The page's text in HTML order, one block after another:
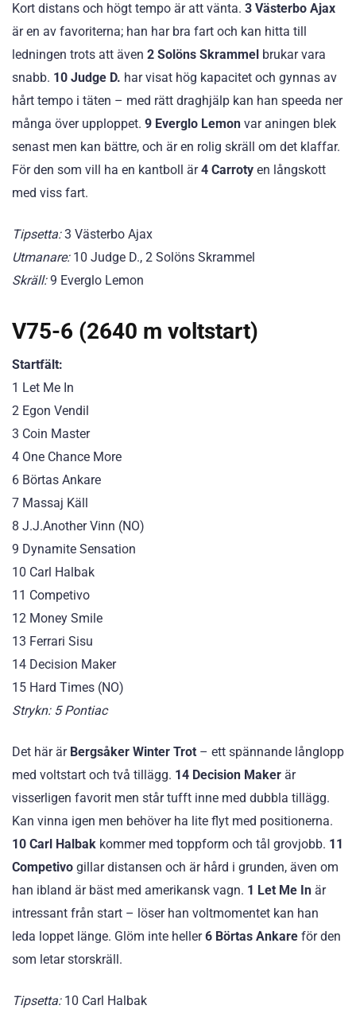
Kort distans och högt tempo är att vänta. 3 Västerbo Ajax
är en av favoriterna; han har bra fart och kan hitta till
ledningen trots att även 2 Solöns Skrammel brukar vara
snabb. 10 Judge D. har visat hög kapacitet och gynnas av
hårt tempo i täten – med rätt draghjälp kan han speeda ner
många över upploppet. 9 Everglo Lemon var aningen blek
senast men kan bättre, och är en rolig skräll om det klaffar.
För den som vill ha en kantboll är4 Carroty en långskott
med viss fart.
Tipsetta:3 Västerbo Ajax
Utmanare:10 Judge D., 2 Solöns Skrammel
Skräll:9 Everglo Lemon
V75-6 (2640 m voltstart)
Startfält:
1 Let Me In
2 Egon Vendil
3 Coin Master
4 One Chance More
6 Börtas Ankare
7 Massaj Käll
8 J.J.Another Vinn (NO)
9 Dynamite Sensation
10 Carl Halbak
11 Competivo
12 Money Smile
13 Ferrari Sisu
14 Decision Maker
15 Hard Times (NO)
Strykn: 5 Pontiac
Det här är Bergsåker Winter Trot – ett spännande långlopp
med voltstart och två tillägg. 14 Decision Maker är
visserligen favorit men står tufft inne med dubbla tillägg.
Kan vinna igen men behöver ha lite flyt med positionerna.
10 Carl Halbak kommer med toppform och tål grovjobb. 11
Competivo gillar distansen och är hård i grunden, även om
han ibland är bäst med amerikansk vagn. 1 Let Me In är
intressant från start – löser han voltmomentet kan han
leda loppet länge. Glöm inte heller6 Börtas Ankare för den
som letar storskräll.
Tipsetta:10 Carl Halbak